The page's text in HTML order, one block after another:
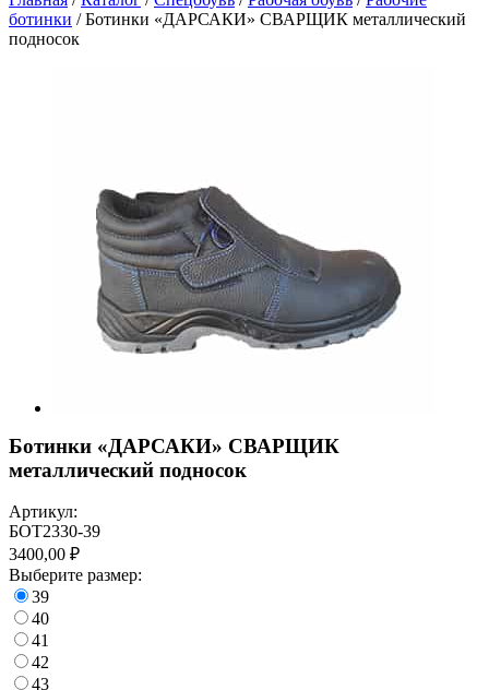
ботинки / Ботинки «ДАРСАКИ» СВАРЩИК металлический
подносок
Ботинки «ДАРСАКИ» СВАРЩИК
металлический подносок
Артикул:
БОТ2330-39
3400,00 ₽
Выберите размер:
39
40
41
42
43